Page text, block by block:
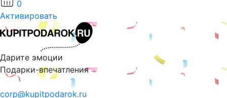
0
Активировать
Дарите эмоции
Подарки-впечатления
corp@kupitpodarok.ru